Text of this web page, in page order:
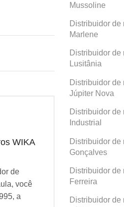
WIKA
de
você
a
Distribuidor de
Santa Maria
Se você busca
manômetros
veio ao lugar
Mussoline
Distribuidor de
Marlene
Distribuidor de
Lusitânia
Distribuidor de
Júpiter Nova
Distribuidor de
Industrial
Distribuidor de
Gonçalves
Distribuidor de
Ferreira
Distribuidor de